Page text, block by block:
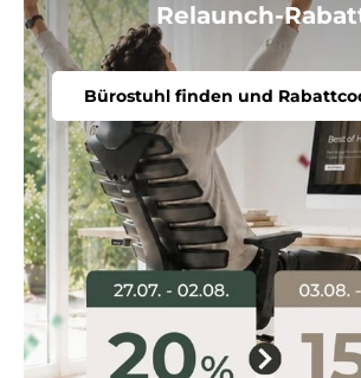
Relaunch-
Bürostuhl finden und